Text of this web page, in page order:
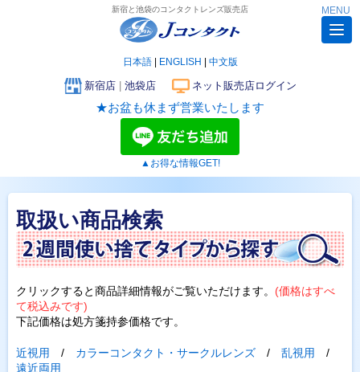
新宿と池袋のコンタクトレンズ販売店
日本語| ENGLISH 中文版
新宿店| 池袋店 ネット販売店ログイン
★お盆も休まず営業いたします
▲お得な情報GET!
MENU
取扱い商品検索
クリックすると商品詳細情報がご覧いただけます。 (価格はすべ
て税込みです)
下記価格は処方箋持参価格です。
近視用 / カラーコンタクト・サークルレンズ / 乱視用
/
遠近両用